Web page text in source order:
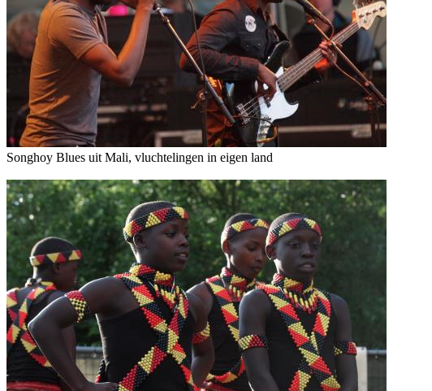
Songhoy Blues uit Mali, vluchtelingen in eigen land